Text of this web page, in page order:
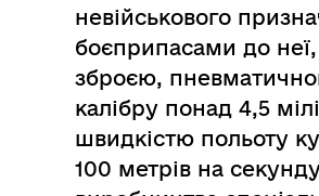
невійськового
боєприпасами до
зброєю,
калібру понад 4,5
швидкістю польоту
100 метрів на